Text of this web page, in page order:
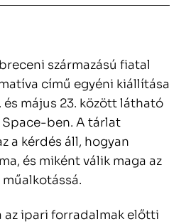
származású fiatal
című egyéni kiállítása
május 23. között látható
Space-ben. A tárlat
a kérdés áll, hogyan
és miként válik maga az
az ipari forradalmak előtti